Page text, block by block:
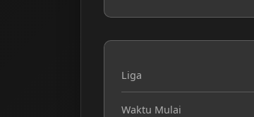
Liga
Waktu Mulai